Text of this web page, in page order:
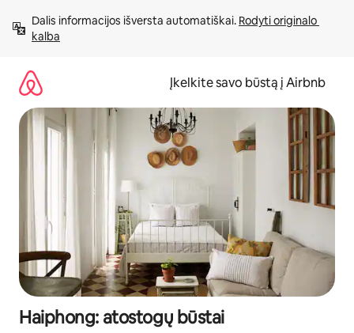
prie
turinio
Dalis informacijos išversta automatiškai. Rodyti originalo
kalba
Įkelkite savo būstą į Airbnb
Haiphong: atostogų būstai